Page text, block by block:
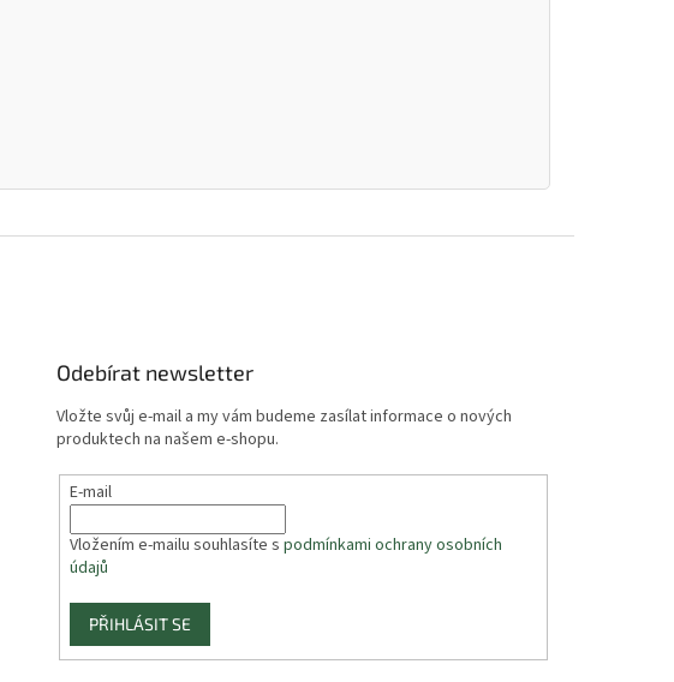
Odebírat newsletter
Vložte svůj e-mail a my vám budeme zasílat informace o nových
produktech na našem e-shopu.
E-mail
Vložením e-mailu souhlasíte spodmínkami ochrany osobních
údajů
PŘIHLÁSIT SE